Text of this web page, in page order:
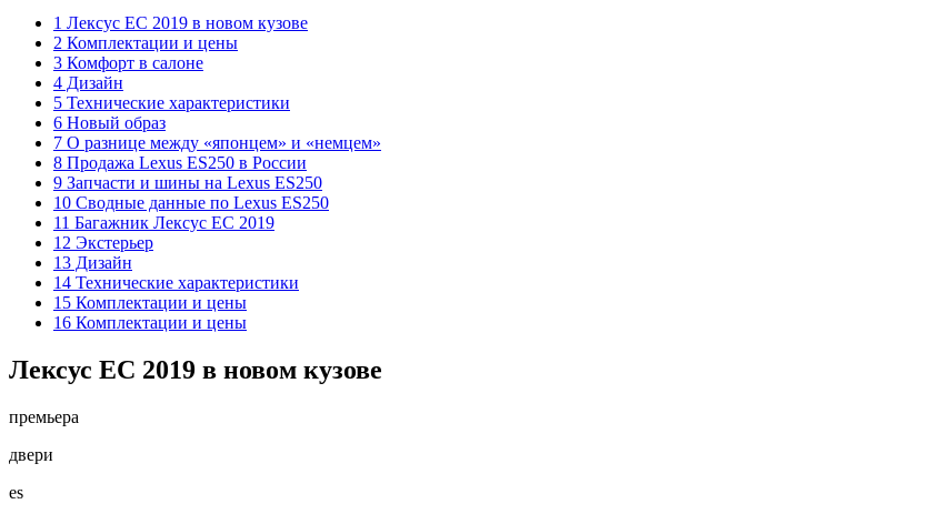
1 Лексус ЕС 2019 в новом кузове
2 Комплектации и цены
3 Комфорт в салоне
4 Дизайн
5 Технические характеристики
6 Новый образ
7 О разнице между «японцем» и «немцем»
8 Продажа Lexus ES250 в России
9 Запчасти и шины на Lexus ES250
10 Сводные данные по Lexus ES250
11 Багажник Лексус ЕС 2019
12 Экстерьер
13 Дизайн
14 Технические характеристики
15 Комплектации и цены
16 Комплектации и цены
Лексус ЕС 2019 в новом кузове
премьера
двери
es